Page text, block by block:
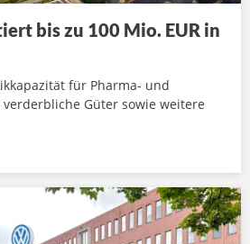
bis zu 100 Mio. EUR in
für Pharma- und
Güter sowie weitere